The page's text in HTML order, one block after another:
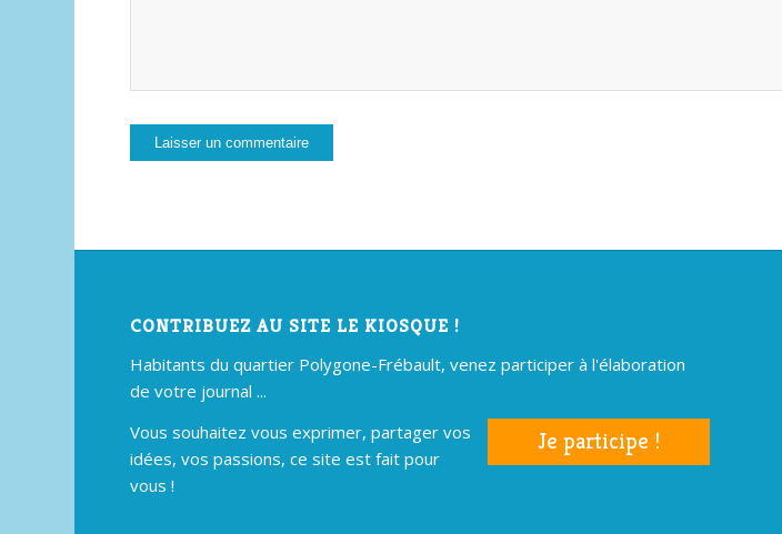
CONTRIBUEZ AU SITE LE KIOSQUE !
Habitants du quartier Polygone-Frébault, venez participer à l'élaboration
de votre journal ...
Je participe !
Vous souhaitez vous exprimer, partager vos
idées, vos passions, ce site est fait pour
vous !